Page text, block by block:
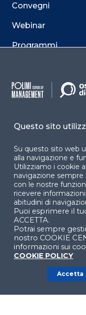
Convegni
Webinar
Programmi
Facebook
YouTube
di Ingegneria
Questo sito
Su questo sito web
alla navigazione e
Utilizziamo i cookie
navigazione sempre
con le nostre
ricevere
abitudini di
Puoi esprimere il
ACCETTA.
Potrai sempre
nostro COOKIE
informazioni sui
COOKIE POLICY
Accetta